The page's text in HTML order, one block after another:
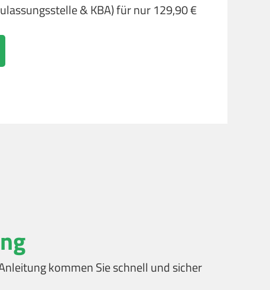
& KBA) für nur 129,90 €
kommen Sie schnell und sicher